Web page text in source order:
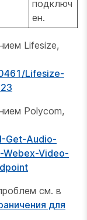
подключ
ен.
Lifesize,
Lifesize-
Polycom,
Get-Audio-
Video-
см. в
для